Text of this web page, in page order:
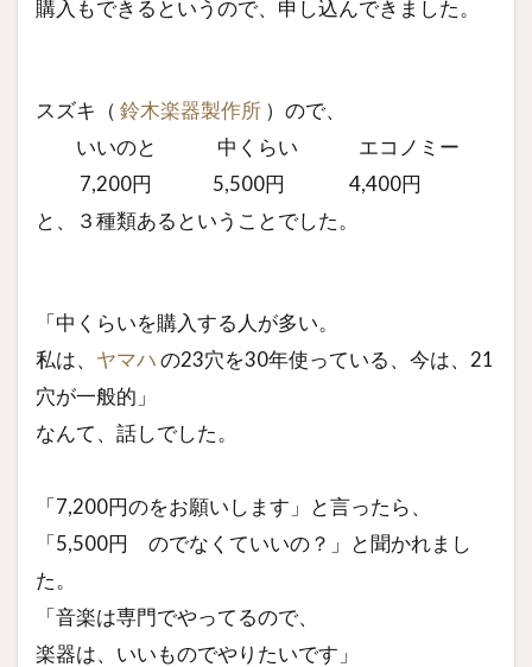
購入もできるというので、申し込んできました。
スズキ（ 鈴木楽器製作所 ）ので、
いいのと 中くらい エコノミー
7,200円 5,500円 4,400円
と、３種類あるということでした。
「中くらいを購入する人が多い。
私は、 ヤマハの23穴を30年使っている、今は、21
穴が一般的」
なんて、話しでした。
「7,200円のをお願いします」と言ったら、
「5,500円 のでなくていいの？」と聞かれまし
た。
「音楽は専門でやってるので、
楽器は、いいものでやりたいです」